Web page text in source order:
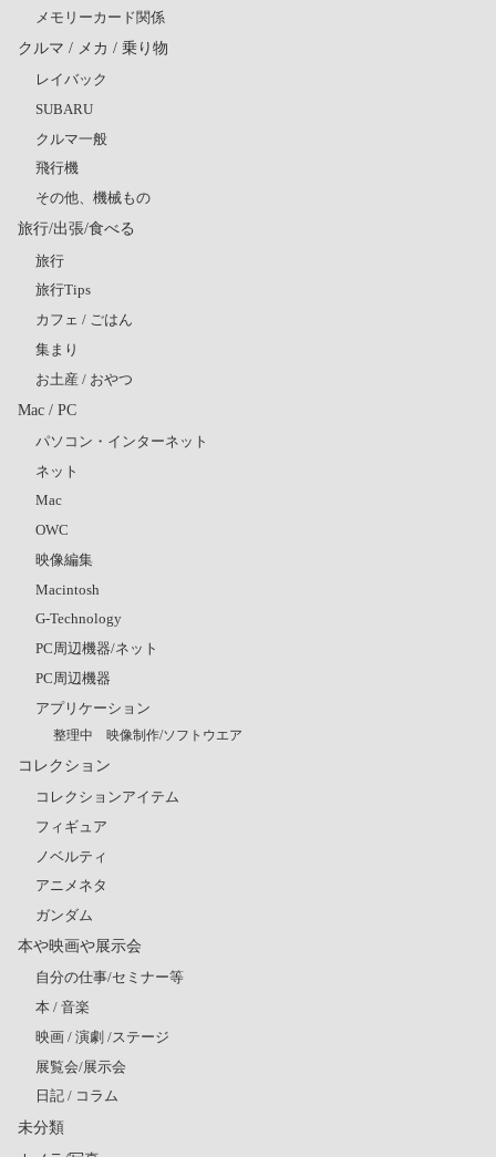
メモリーカード関係
クルマ / メカ / 乗り物
レイバック
SUBARU
クルマ一般
飛行機
その他、機械もの
旅行/出張/食べる
旅行
旅行Tips
カフェ / ごはん
集まり
お土産 / おやつ
Mac / PC
パソコン・インターネット
ネット
Mac
OWC
映像編集
Macintosh
G-Technology
PC周辺機器/ネット
PC周辺機器
アプリケーション
整理中 映像制作/ソフトウエア
コレクション
コレクションアイテム
フィギュア
ノベルティ
アニメネタ
ガンダム
本や映画や展示会
自分の仕事/セミナー等
本 / 音楽
映画 / 演劇 /ステージ
展覧会/展示会
日記 / コラム
未分類